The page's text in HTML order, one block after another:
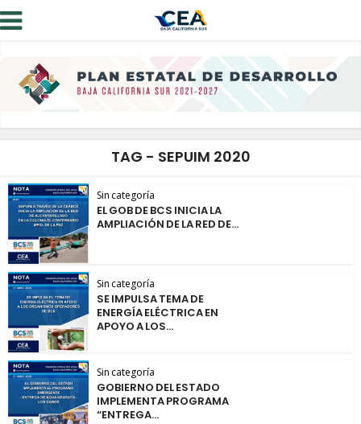
TAG - SEPUIM 2020
Sin categoría
EL GOB DE BCS INICIA LA
AMPLIACIÓN DE LA RED DE...
Sin categoría
SE IMPULSA TEMA DE
ENERGÍA ELÉCTRICA EN
APOYO A LOS...
Sin categoría
GOBIERNO DEL ESTADO
IMPLEMENTA PROGRAMA
“ENTREGA...